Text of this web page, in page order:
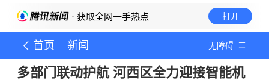
· 获取全网一手热点 打开
首页 新闻 无障碍
多部门联动护航 河西区全力迎接智能机